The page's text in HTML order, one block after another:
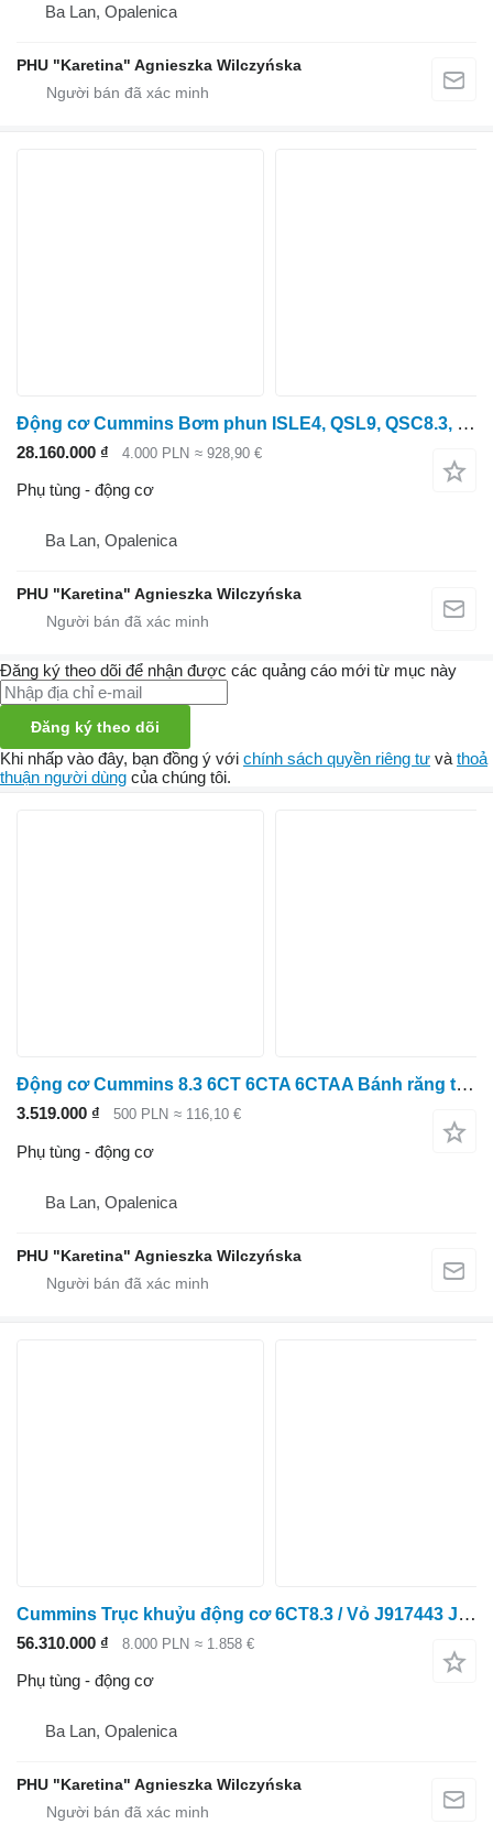
Ba Lan, Opalenica
PHU "Karetina" Agnieszka Wilczyńska
Động cơ Cummins Bơm phun ISLE4, QSL9, QSC8.3, QSL 538/8.9 P4921431
28.160.000 ₫ 4.000 PLN ≈ 928,90 €
Phụ tùng - động cơ
Ba Lan, Opalenica
PHU "Karetina" Agnieszka Wilczyńska
Đăng ký theo dõi để nhận được các quảng cáo mới từ mục này
Đăng ký theo dõi
Khi nhấp vào đây, bạn đồng ý với chính sách quyền riêng tư và thoả
thuận người dùng của chúng tôi.
Động cơ Cummins 8.3 6CT 6CTA 6CTAA Bánh răng trục cam 3918777 3907677 39 dành cho New Holland
3.519.000 ₫ 500 PLN ≈ 116,10 €
Phụ tùng - động cơ
Ba Lan, Opalenica
PHU "Karetina" Agnieszka Wilczyńska
Cummins Trục khuỷu động cơ 6CT8.3 / Vỏ J917443 J918986 3918986 3917 dành cho Case IH
56.310.000 ₫ 8.000 PLN ≈ 1.858 €
Phụ tùng - động cơ
Ba Lan, Opalenica
PHU "Karetina" Agnieszka Wilczyńska